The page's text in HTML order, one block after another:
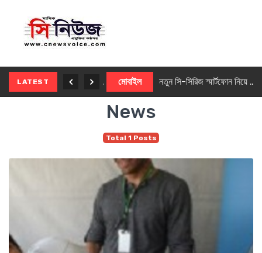
LATEST মোবাইল নতুন সি-সিরিজ স্মার্টফোন নিয়ে আসছে রিয়েলমি
News
Total 1 Posts